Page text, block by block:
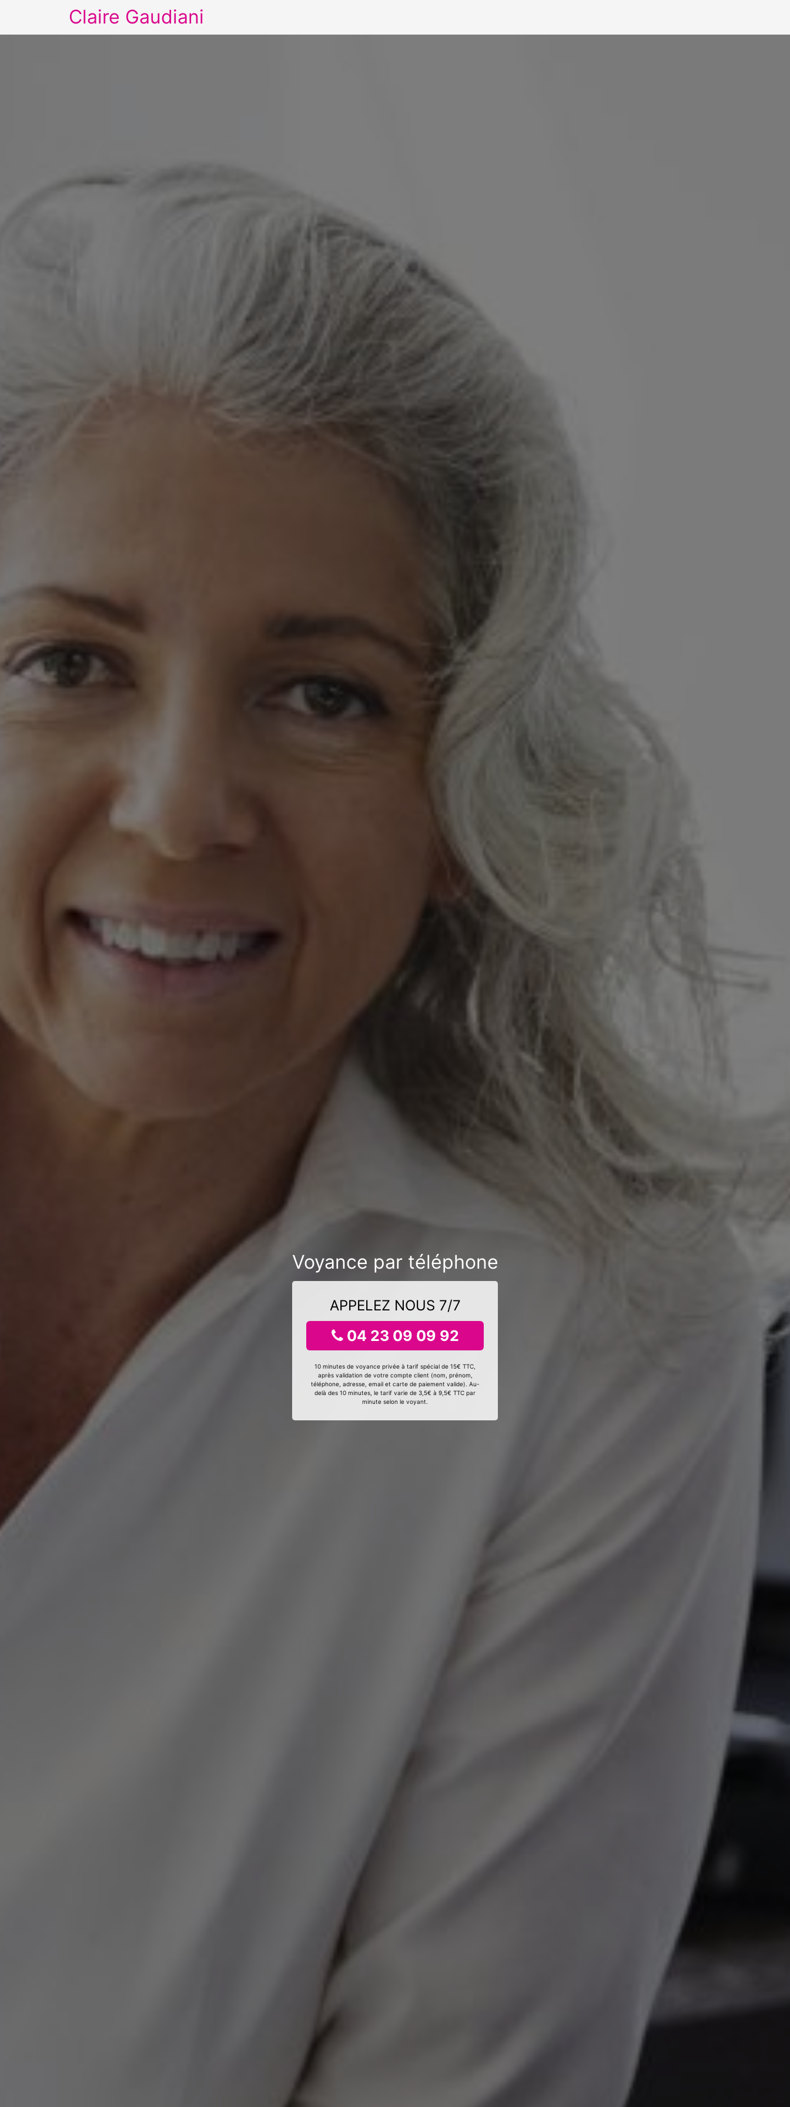
Claire Gaudiani
Voyance par téléphone
APPELEZ NOUS 7/7
04 23 09 09 92
10 minutes de voyance privée à tarif spécial de 15€ TTC,
après validation de votre compte client (nom, prénom,
téléphone, adresse, email et carte de paiement valide). Au-
delà des 10 minutes, le tarif varie de 3,5€ à 9,5€ TTC par
minute selon le voyant.